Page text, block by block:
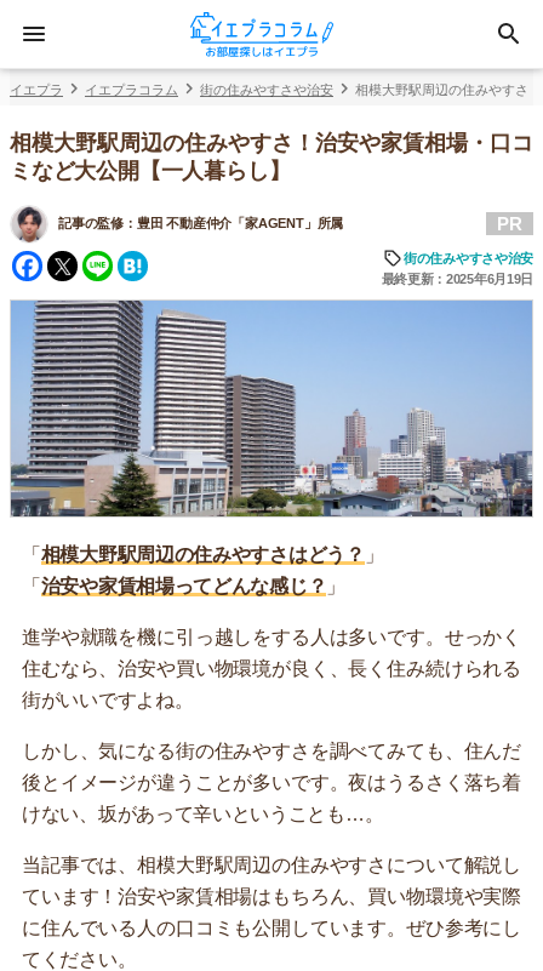
イエプラ イエプラコラム 街の住みやすさや治安 相模大野駅周辺の住みやすさ
相模大野駅周辺の住みやすさ！治安や家賃相場・口コ
ミなど大公開【一人暮らし】
記事の監修： 豊田 不動産仲介「家AGENT」所属
Facebook
Twitter
Line
PR
街の住みやすさや治安
最終更新：2025年6月19日
「 相模大野駅周辺の住みやすさはどう？ 」
「 治安や家賃相場ってどんな感じ？ 」
進学や就職を機に引っ越しをする人は多いです。せっかく
住むなら、治安や買い物環境が良く、長く住み続けられる
街がいいですよね。
しかし、気になる街の住みやすさを調べてみても、住んだ
後とイメージが違うことが多いです。夜はうるさく落ち着
けない、坂があって辛いということも…。
当記事では、相模大野駅周辺の住みやすさについて解説し
ています！治安や家賃相場はもちろん、買い物環境や実際
に住んでいる人の口コミも公開しています。ぜひ参考にし
てください。